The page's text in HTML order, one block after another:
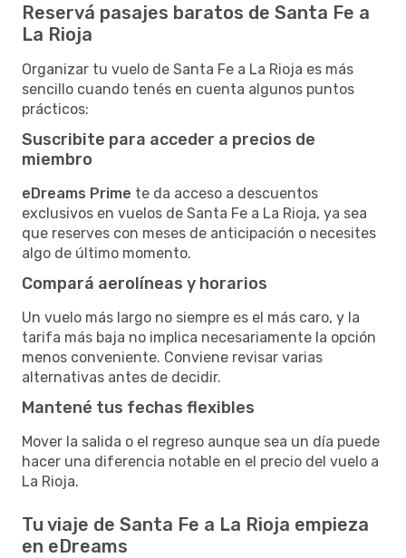
Reservá pasajes baratos de Santa Fe a
La Rioja
Organizar tu vuelo de Santa Fe a La Rioja es más
sencillo cuando tenés en cuenta algunos puntos
prácticos:
Suscribite para acceder a precios de
miembro
eDreams Prime te da acceso a descuentos
exclusivos en vuelos de Santa Fe a La Rioja, ya sea
que reserves con meses de anticipación o necesites
algo de último momento.
Compará aerolíneas y horarios
Un vuelo más largo no siempre es el más caro, y la
tarifa más baja no implica necesariamente la opción
menos conveniente. Conviene revisar varias
alternativas antes de decidir.
Mantené tus fechas flexibles
Mover la salida o el regreso aunque sea un día puede
hacer una diferencia notable en el precio del vuelo a
La Rioja.
Tu viaje de Santa Fe a La Rioja empieza
en eDreams